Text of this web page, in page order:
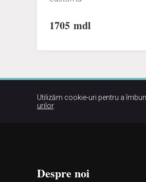
1705 mdl
Utilizăm cookie-uri pentru a
urilor.
Despre noi